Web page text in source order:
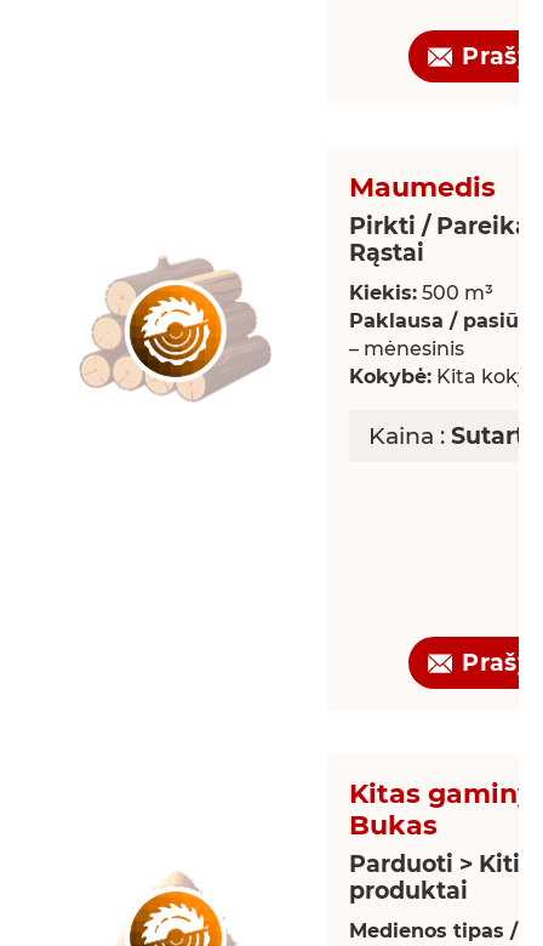
Maumedis
Pirkti /
Rąstai
Kiekis: 500 m³
Paklausa / pasiūla:
– mėnesinis
Kokybė: Kita
Kaina :
Kitas
Bukas
Parduoti > Kiti
produktai
Medienos tipas /